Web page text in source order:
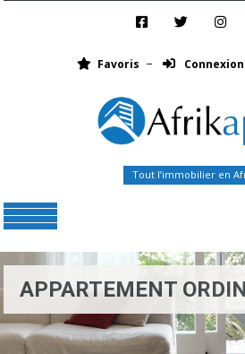
Favoris
Tout l’immobilier en
APPARTEMENT